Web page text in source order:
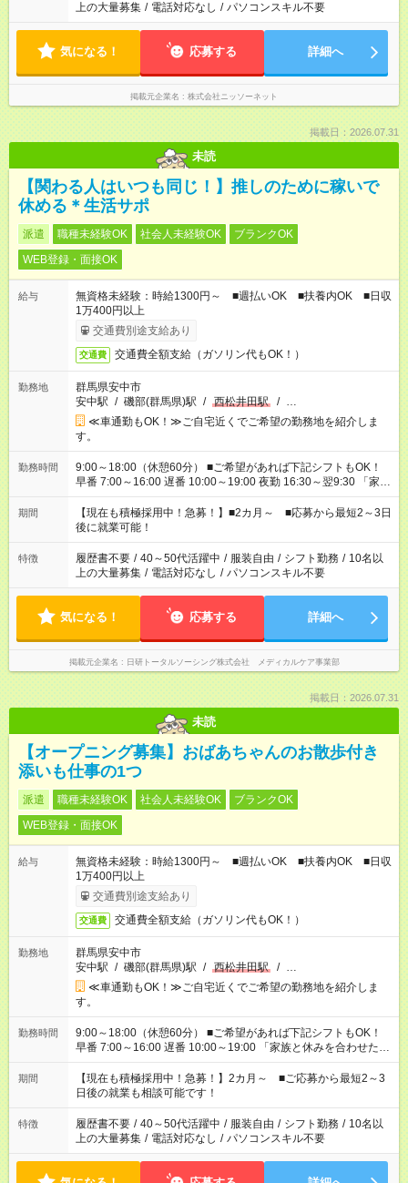
上の大量募集 / 電話対応なし / パソコンスキル不要
気になる！ 応募する 詳細へ
掲載元企業名 株式会社ニッソーネット
掲載日：2026.07.31
未読
【関わる人はいつも同じ！】推しのために稼いで
休める＊生活サポ
派遣 職種未経験OK 社会人未経験OK
ブランクOK
WEB登録・面接OK
給与
無資格未経験：時給1300円～ ■週払いOK ■扶養内OK ■日収
1万400円以上
交通費別途支給あり
交通費 交通費全額支給（ガソリン代もOK！）
勤務地
群馬県安中市
安中駅 / 磯部(群馬県)駅 / 西松井田駅 / …
≪車通勤もOK！≫ご自宅近くでご希望の勤務地を紹介しま
す。
勤務時間
9:00～18:00（休憩60分） ■ご希望があれば下記シフトもOK！
早番 7:00～16:00 遅番 10:00～19:00 夜勤 16:30～翌9:30 「家族
と休みを合わせたい」 「余裕を持って夕飯の準備がしたい」
「できれば残業はしたくない」 など、ご希望を教えてください
ね。 ※Wワーク希望の方へ 今ご覧のお仕事で希望する勤務時間
と、もう1つのお仕事の勤務時間。 合計で週40時間を超える場
合は応募できません。
期間
【現在も積極採用中！急募！】■2カ月～ ■応募から最短2～3日
後に就業可能！
特徴 履歴書不要 / 40～50代活躍中 / 服装自由 / シフト勤務 / 10名以
上の大量募集 / 電話対応なし / パソコンスキル不要
気になる！ 応募する 詳細へ
掲載元企業名 日研トータルソーシング株式会社 メディカルケア事業部
掲載日：2026.07.31
未読
【オープニング募集】おばあちゃんのお散歩付き
添いも仕事の1つ
派遣 職種未経験OK 社会人未経験OK
ブランクOK
WEB登録・面接OK
給与
無資格未経験：時給1300円～ ■週払いOK ■扶養内OK ■日収
1万400円以上
交通費別途支給あり
交通費 交通費全額支給（ガソリン代もOK！）
勤務地
群馬県安中市
安中駅 / 磯部(群馬県)駅 / 西松井田駅 / …
≪車通勤もOK！≫ご自宅近くでご希望の勤務地を紹介しま
す。
勤務時間
9:00～18:00（休憩60分） ■ご希望があれば下記シフトもOK！
早番 7:00～16:00 遅番 10:00～19:00 「家族と休みを合わせた
い」 「余裕を持って夕飯の準備がしたい」 「できれば残業はし
たくない」 など、ご希望を教えてくださいね。 ※Wワーク希望
の方へ 今ご覧のお仕事で希望する勤務時間と、もう1つのお仕事
の勤務時間。 合計で週40時間を超える場合は応募できません。
期間
【現在も積極採用中！急募！】2カ月～ ■ご応募から最短2～3
日後の就業も相談可能です！
特徴 履歴書不要 / 40～50代活躍中 / 服装自由 / シフト勤務 / 10名以
上の大量募集 / 電話対応なし / パソコンスキル不要